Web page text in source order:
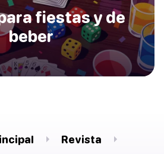
fiestas y de
beber
Revista